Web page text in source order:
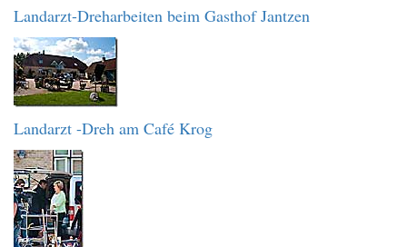
Landarzt-Dreharbeiten beim Gasthof Jantzen
Landarzt -Dreh am Café Krog